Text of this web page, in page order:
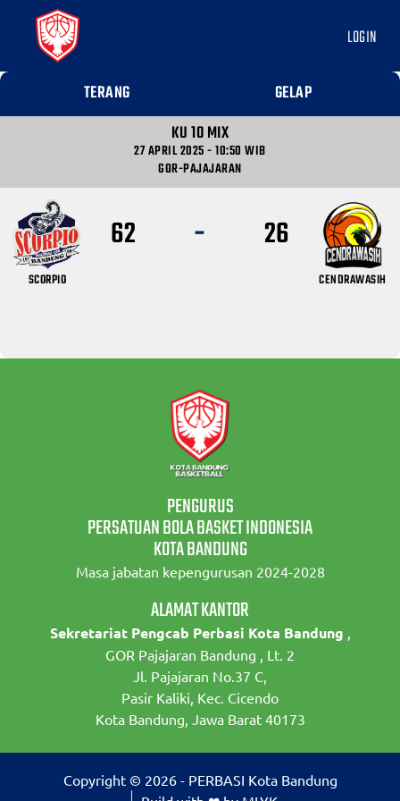
LOGIN
TERANG
GELAP
KU 10 MIX
27 APRIL 2025 - 10:50 WIB
GOR-PAJAJARAN
SCORPIO
62 - 26
CENDRAWASIH
PENGURUS
PERSATUAN BOLA BASKET INDONESIA
KOTA BANDUNG
Masa jabatan kepengurusan 2024-2028
ALAMAT KANTOR
Sekretariat Pengcab Perbasi Kota Bandung ,
GOR Pajajaran Bandung , Lt. 2
Jl. Pajajaran No.37 C,
Pasir Kaliki, Kec. Cicendo
Kota Bandung, Jawa Barat 40173
Copyright © 2026 - PERBASI Kota Bandung